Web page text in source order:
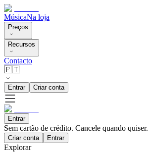
MúsicaNa loja
Preços
Recursos
Contacto
🇵🇹
Entrar Criar conta
Entrar
Sem cartão de crédito. Cancele quando quiser.
Criar conta Entrar
Explorar